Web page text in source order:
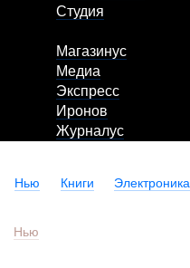
Студия
Магазинус
Медиа
Экспресс
Иронов
Журналус
Нью Книги Электроника
Нью